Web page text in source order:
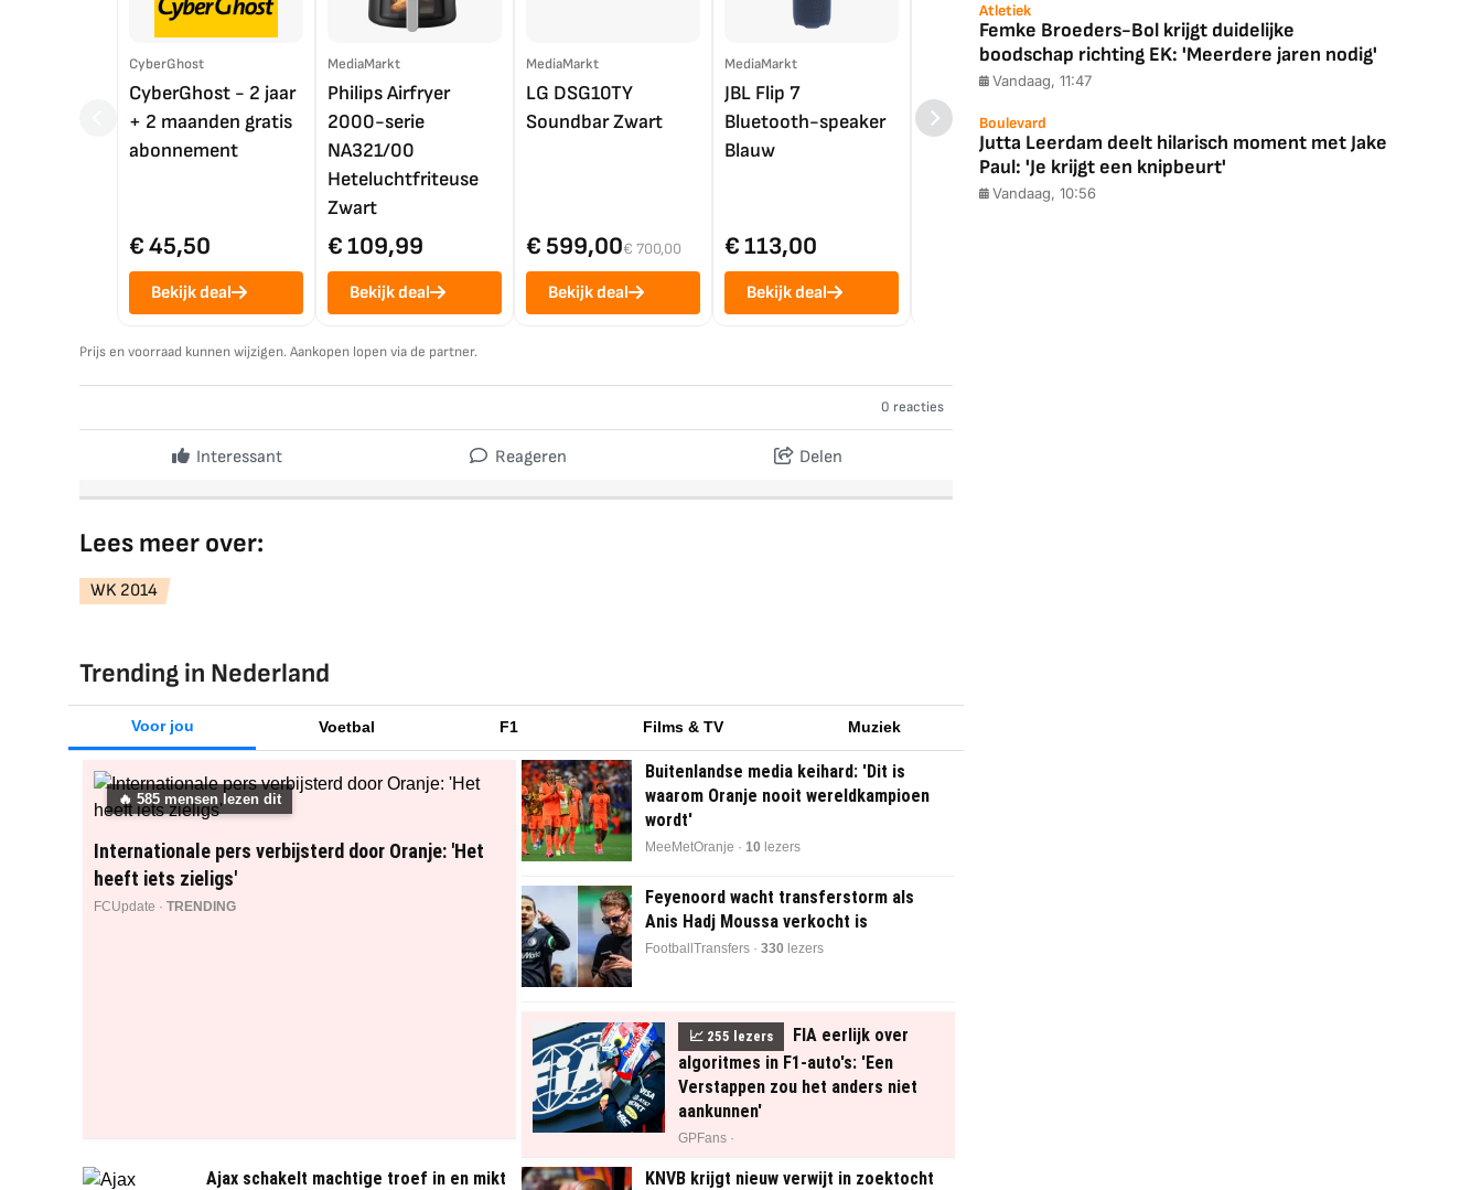
CyberGhost
CyberGhost - 2 jaar
+ 2 maanden gratis
abonnement
€ 45,50
Bekijk deal
MediaMarkt
Philips Airfryer
2000-serie
NA321/00
Heteluchtfriteuse
Zwart
€ 109,99
Bekijk deal
MediaMarkt
LG DSG10TY
Soundbar Zwart
€ 599,00€ 700,00
Bekijk deal
MediaMarkt
JBL Flip 7
Bluetooth-speaker
Blauw
€ 113,00
Bekijk deal
LG OLED55C56LB
4K TV (2025)
Coolblue MediaMarkt
Prijs en voorraad kunnen wijzigen. Aankopen lopen via de partner.
0 reacties
Interessant Reageren Delen
Lees meer over:
WK 2014
Trending in Nederland
Voor jou Voetbal F1 Films & TV Muziek
🔥 585 mensen lezen dit
Internationale pers verbijsterd door Oranje: 'Het
heeft iets zieligs'
FCUpdate · TRENDING
Buitenlandse media keihard: 'Dit is
waarom Oranje nooit wereldkampioen
wordt'
MeeMetOranje · 10 lezers
Feyenoord wacht transferstorm als
Anis Hadj Moussa verkocht is
FootballTransfers · 330 lezers
📈 255 lezers
FIA eerlijk over
algoritmes in F1-auto's: 'Een
Verstappen zou het anders niet
aankunnen'
GPFans ·
Ajax schakelt machtige troef in en mikt
KNVB krijgt nieuw verwijt in zoektocht
Atletiek
Femke Broeders-Bol krijgt duidelijke
boodschap richting EK: 'Meerdere jaren nodig'
Vandaag, 11:47
Boulevard
Jutta Leerdam deelt hilarisch moment met Jake
Paul: 'Je krijgt een knipbeurt'
Vandaag, 10:56